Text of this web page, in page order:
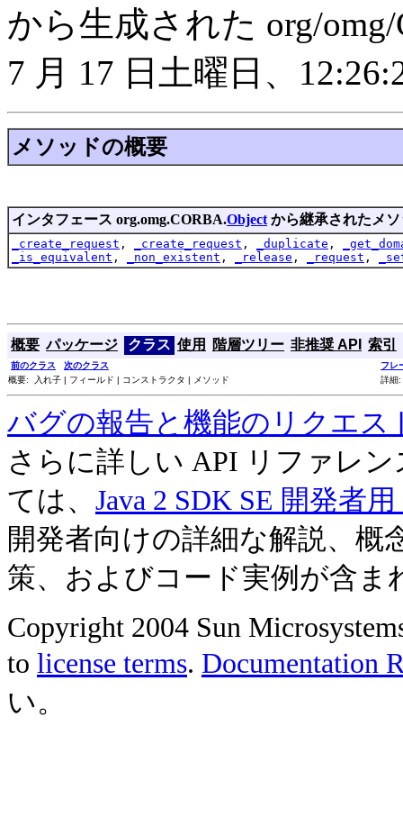
から生成された org/
7 月 17 日土曜日、
メソッドの概要
インタフェース org.omg.CORBA.Object から継承されたメ
_create_request , _create_request , _duplicate ,
_is_equivalent , _non_existent , _release , _request ,
概要 パッケージ クラス 使用 階層ツリー 非推奨 API 索引
前のクラス 次のクラス
フレ
概要: 入れ子 | フィールド | コンストラクタ | メソッド
詳細
バグの報告と機能のリクエス
さらに詳しい API リファレ
ては、 Java 2 SDK SE 開発者
開発者向けの詳細な解説、概
策、およびコード実例が含ま
Copyright 2004 Sun
to license terms. Documentation
い。